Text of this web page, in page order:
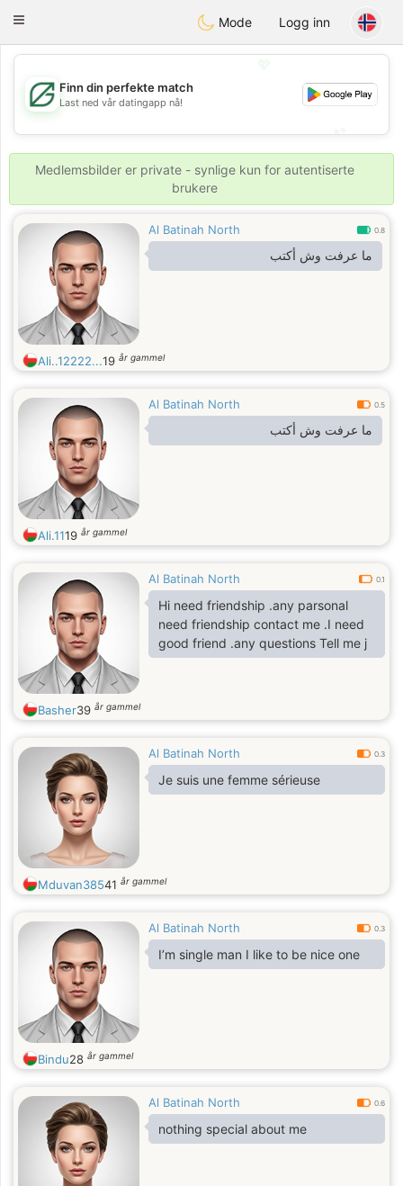
GulfDating
Toggle
Mode Logg inn
💖
💕
Finn din perfekte match
Last ned vår datingapp nå!
Medlemsbilder er private - synlige kun for autentiserte
brukere
Al Batinah North 0.8
ما عرفت وش أكتب
Ali..12222...19 år gammel
Al Batinah North 0.5
ما عرفت وش أكتب
Ali.1119 år gammel
Al Batinah North 0.1
Hi need friendship .any parsonal
need friendship contact me .I need
good friend .any questions Tell me j
Basher39 år gammel
Al Batinah North 0.3
Je suis une femme sérieuse
Mduvan38541 år gammel
Al Batinah North 0.3
I’m single man I like to be nice one
Bindu28 år gammel
Al Batinah North 0.6
nothing special about me